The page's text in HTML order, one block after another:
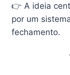
👉 A ideia
por um
fechamento.